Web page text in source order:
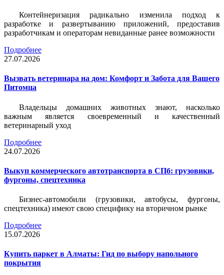
Контейнеризация радикально изменила подход к
разработке и развертыванию приложений, предоставив
разработчикам и операторам невиданные ранее возможности
Подробнее
27.07.2026
Вызвать ветеринара на дом: Комфорт и Забота для Вашего
Питомца
Владельцы домашних животных знают, насколько
важным является своевременный и качественный
ветеринарный уход
Подробнее
24.07.2026
Выкуп коммерческого автотранспорта в СПб: грузовики,
фургоны, спецтехника
Бизнес-автомобили (грузовики, автобусы, фургоны,
спецтехника) имеют свою специфику на вторичном рынке
Подробнее
15.07.2026
Купить паркет в Алматы: Гид по выбору напольного
покрытия